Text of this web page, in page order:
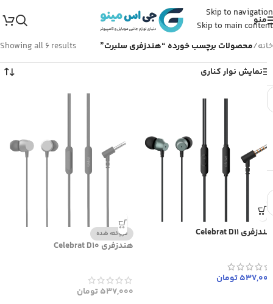
Skip to navigation
Skip to main content
منو
خانه/محصولات برچسب خورده “هندزفری سلبرت”
Showing all 6 results
نمایش نوار کناری
هندزفری Celebrat D11
537,000تومان
فروخته شده
هندزفری Celebrat D10
537,000تومان